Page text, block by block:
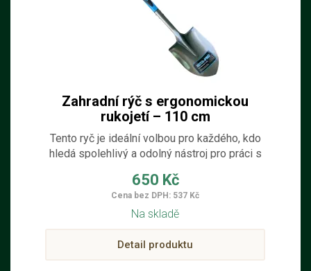
Zahradní rýč s ergonomickou
rukojetí – 110 cm
Tento ryč je ideální volbou pro každého, kdo
hledá spolehlivý a odolný nástroj pro práci s
materiály.
650 Kč
Cena bez DPH: 537 Kč
Na skladě
Detail produktu